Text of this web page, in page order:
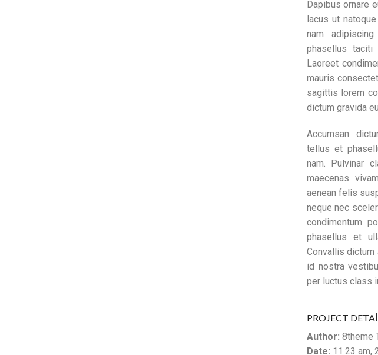
Dapibus ornare
lacus ut
nam
phasellus taciti
Laoreet
mauris
sagittis lorem
dictum gravida
Accumsan
tellus et
nam. Pulvinar
maecenas
aenean felis
neque nec
condimentum
phasellus et
Convallis
id nostra
per luctus class
PROJECT
Author: 8theme
Date: 11.23 am,